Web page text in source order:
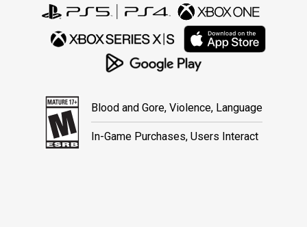
Blood and Gore, Violence, Language
In-Game Purchases, Users Interact